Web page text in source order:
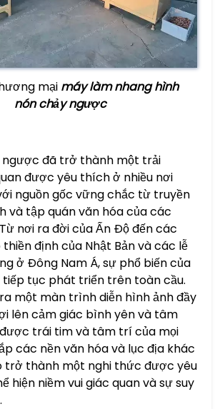
mại máy làm nhang hình
nón chảy ngược
ngược đã trở thành một trải
được yêu thích ở nhiều nơi
nguồn gốc vững chắc từ truyền
và tập quán văn hóa của các
nơi ra đời của Ấn Độ đến các
định của Nhật Bản và các lễ
ở Đông Nam Á, sự phổ biến của
tục phát triển trên toàn cầu.
một màn trình diễn hình ảnh đầy
lên cảm giác bình yên và tâm
trái tim và tâm trí của mọi
các nền văn hóa và lục địa khác
trở thành một nghi thức được yêu
hiện niềm vui giác quan và sự suy